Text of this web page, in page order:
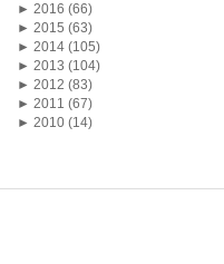
► 2016 (66)
► 2015 (63)
► 2014 (105)
► 2013 (104)
► 2012 (83)
► 2011 (67)
► 2010 (14)